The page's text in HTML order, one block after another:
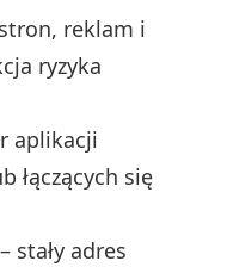
reklam i
ryzyka
aplikacji
łączących się
– stały adres